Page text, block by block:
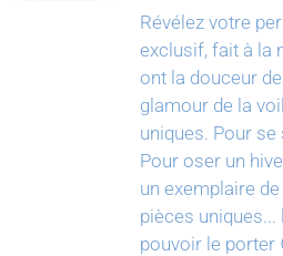
Révélez votre
exclusif, fait à la
ont la douceur
glamour de la
uniques. Pour se
Pour oser un
un exemplaire
pièces uniques...
pouvoir le porter